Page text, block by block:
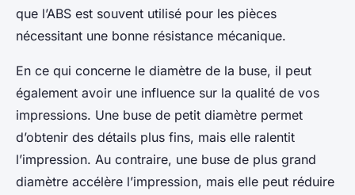
que l’ABS est souvent utilisé pour les pièces
nécessitant une bonne résistance mécanique.
En ce qui concerne le diamètre de la buse, il peut
également avoir une influence sur la qualité de vos
impressions. Une buse de petit diamètre permet
d’obtenir des détails plus fins, mais elle ralentit
l’impression. Au contraire, une buse de plus grand
diamètre accélère l’impression, mais elle peut réduire